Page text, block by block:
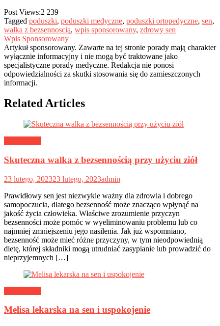
Post Views:2 239
Tagged poduszki, poduszki medyczne, poduszki ortopedyczne, sen,
walka z bezsennoscią, wpis sponsorowany, zdrowy sen
Wpis Sponsorowany
Artykuł sponsorowany. Zawarte na tej stronie porady mają charakter
wyłącznie informacyjny i nie mogą być traktowane jako
specjalistyczne porady medyczne. Redakcja nie ponosi
odpowiedzialności za skutki stosowania się do zamieszczonych
informacji.
Related Articles
Skuteczna walka z bezsennością przy użyciu ziół
23 lutego, 202323 lutego, 2023admin
Prawidłowy sen jest niezwykle ważny dla zdrowia i dobrego
samopoczucia, dlatego bezsenność może znacząco wpłynąć na
jakość życia człowieka. Właściwe zrozumienie przyczyn
bezsenności może pomóc w wyeliminowaniu problemu lub co
najmniej zmniejszeniu jego nasilenia. Jak już wspomniano,
bezsenność może mieć różne przyczyny, w tym nieodpowiednią
dietę, której składniki mogą utrudniać zasypianie lub prowadzić do
nieprzyjemnych […]
Melisa lekarska na sen i uspokojenie